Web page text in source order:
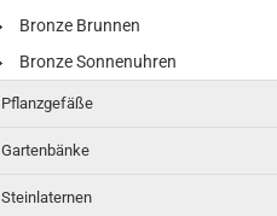
Bronze Brunnen
Bronze Sonnenuhren
Pflanzgefäße
Gartenbänke
Steinlaternen